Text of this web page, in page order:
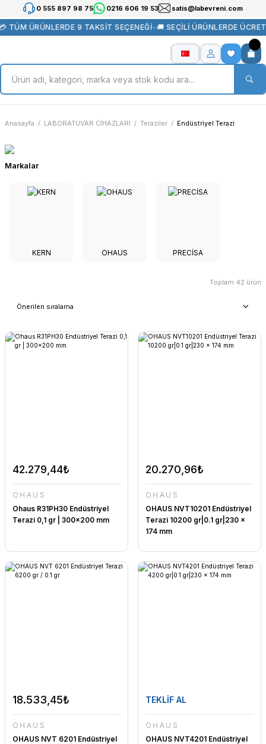
0 555 897 98 75 0216 606 19 53 satis@labevreni.com
ÜRÜNLERDE 9 TAKSİT SEÇENEĞİ•🚚 SEÇİLİ ÜRÜNLERDE ÜCRETSİZ
Anasayfa LABORATUVAR CİHAZLARI Teraziler Endüstriyel Terazi
Markalar
KERN OHAUS PRECİSA
Toplam 42 ürün
42.279,44₺
OHAUS
Ohaus R31PH30 Endüstriyel
Terazi 0,1 gr | 300x200 mm
20.270,96₺
OHAUS
OHAUS NVT10201 Endüstriyel
Terazi 10200 gr|0.1 gr|230 x
174 mm
18.533,45₺
OHAUS
OHAUS NVT 6201 Endüstriyel
TEKLİF AL
OHAUS
OHAUS NVT4201 Endüstriyel